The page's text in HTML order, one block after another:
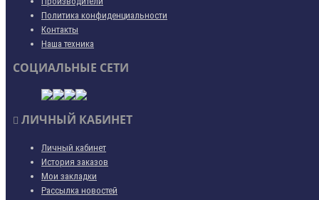
Политика конфиденциальности
Контакты
Наша техника
СОЦИАЛЬНЫЕ СЕТИ
ЛИЧНЫЙ КАБИНЕТ
Личный кабинет
История заказов
Мои закладки
Рассылка новостей